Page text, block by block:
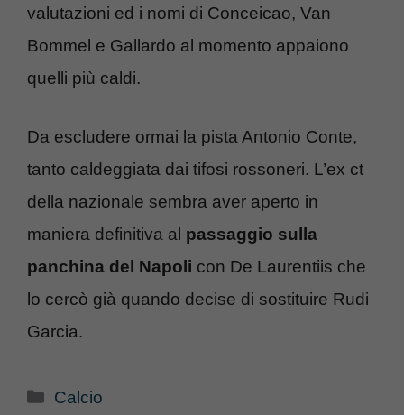
valutazioni ed i nomi di Conceicao, Van
Bommel e Gallardo al momento appaiono
quelli più caldi.
Da escludere ormai la pista Antonio Conte,
tanto caldeggiata dai tifosi rossoneri. L’ex ct
della nazionale sembra aver aperto in
maniera definitiva al passaggio sulla
panchina del Napoli con De Laurentiis che
lo cercò già quando decise di sostituire Rudi
Garcia.
Categorie
Calcio